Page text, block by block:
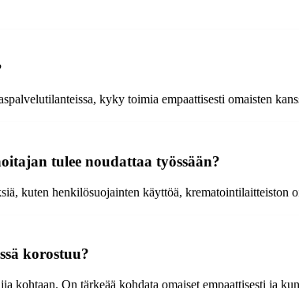
kyky toimia empaattisesti omaisten
tulee noudattaa työssään?
kuten henkilösuojainten käyttöä, krematointilaitteiston
korostuu?
On tärkeää kohdata omaiset empaattisesti ja